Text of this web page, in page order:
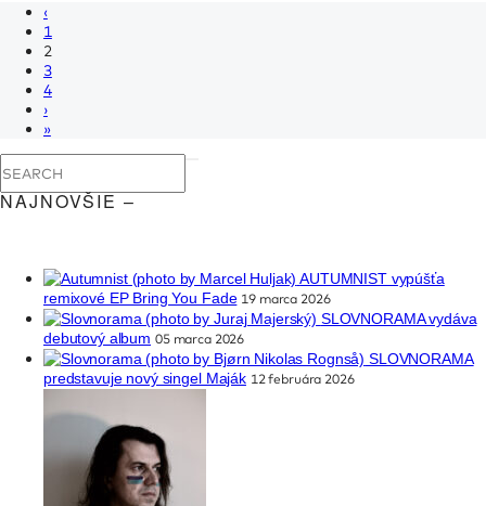
‹
1
2
3
4
›
»
NAJNOVŠIE –
AUTUMNIST vypúšťa
remixové EP Bring You Fade 19 marca 2026
SLOVNORAMA vydáva
debutový album 05 marca 2026
SLOVNORAMA
predstavuje nový singel Maják 12 februára 2026